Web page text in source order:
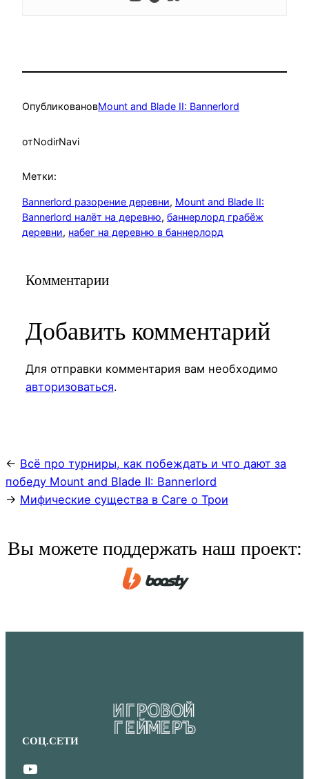
ОпубликовановMount and Blade II: Bannerlord
отNodirNavi
Метки:
Bannerlord разорение деревни, Mount and Blade II:
Bannerlord налёт на деревню, баннерлорд грабёж
деревни, набег на деревню в баннерлорд
Комментарии
Добавить комментарий
Для отправки комментария вам необходимо
авторизоваться.
← Всё про турниры, как побеждать и что дают за
победу Mount and Blade II: Bannerlord
→ Мифические существа в Саге о Трои
Вы можете поддержать наш проект:
СОЦ.СЕТИ
YouTube